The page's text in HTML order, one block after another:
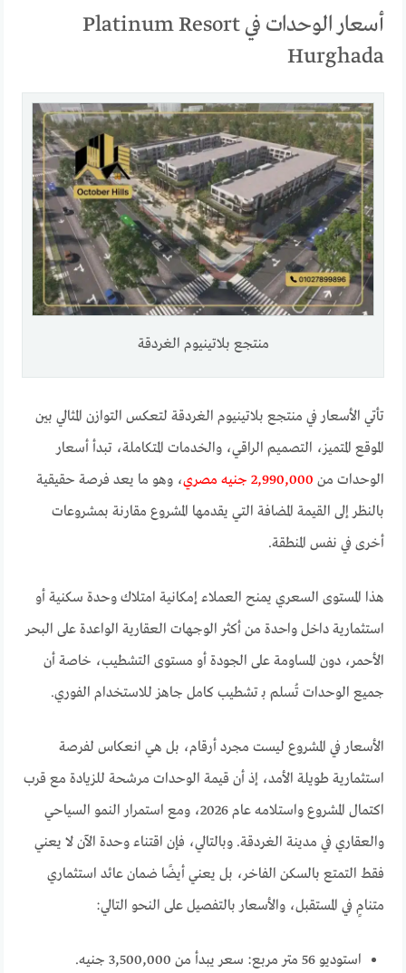
أسعار الوحدات في Platinum Resort
Hurghada
منتجع بلاتينيوم الغردقة
تأتي الأسعار في منتجع بلاتينيوم الغردقة لتعكس التوازن المثالي بين
الموقع المتميز، التصميم الراقي، والخدمات المتكاملة، تبدأ أسعار
الوحدات من 2,990,000 جنيه مصري
، وهو ما يعد فرصة حقيقية
بالنظر إلى القيمة المضافة التي يقدمها المشروع مقارنة بمشروعات
أخرى في نفس المنطقة.
هذا المستوى السعري يمنح العملاء إمكانية امتلاك وحدة سكنية أو
استثمارية داخل واحدة من أكثر الوجهات العقارية الواعدة على البحر
الأحمر، دون المساومة على الجودة أو مستوى التشطيب، خاصة أن
جميع الوحدات تُسلم بـ تشطيب كامل جاهز للاستخدام الفوري.
الأسعار في المشروع ليست مجرد أرقام، بل هي انعكاس لفرصة
استثمارية طويلة الأمد، إذ أن قيمة الوحدات مرشحة للزيادة مع قرب
اكتمال المشروع واستلامه عام 2026، ومع استمرار النمو السياحي
والعقاري في مدينة الغردقة. وبالتالي، فإن اقتناء وحدة الآن لا يعني
فقط التمتع بالسكن الفاخر، بل يعني أيضًا ضمان عائد استثماري
متنامٍ في المستقبل، والأسعار بالتفصيل على النحو التالي:
استوديو 56 متر مربع: سعر يبدأ من 3,500,000 جنيه.